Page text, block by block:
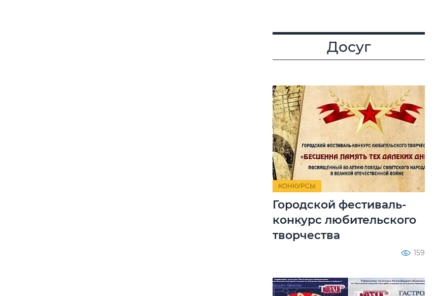
Досуг
КОНКУРСЫ
Городской фестиваль-
конкурс любительского
творчества
159